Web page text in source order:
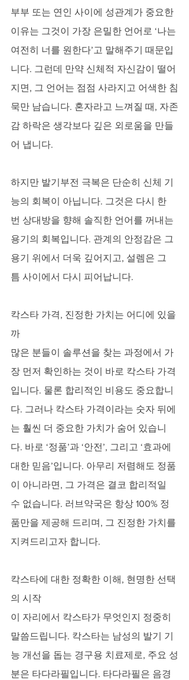
부부 또는 연인 사이에 성관계가 중요한
이유는 그것이 가장 은밀한 언어로 ‘나는
여전히 너를 원한다’고 말해주기 때문입
니다. 그런데 만약 신체적 자신감이 떨어
지면, 그 언어는 점점 사라지고 어색한 침
묵만 남습니다. 혼자라고 느껴질 때, 자존
감 하락은 생각보다 깊은 외로움을 만들
어 냅니다.
하지만 발기부전 극복은 단순히 신체 기
능의 회복이 아닙니다. 그것은 다시 한
번 상대방을 향해 솔직한 언어를 꺼내는
용기의 회복입니다. 관계의 안정감은 그
용기 위에서 더욱 깊어지고, 설렘은 그
틈 사이에서 다시 피어납니다.
칵스타 가격, 진정한 가치는 어디에 있을
까
많은 분들이 솔루션을 찾는 과정에서 가
장 먼저 확인하는 것이 바로 칵스타 가격
입니다. 물론 합리적인 비용도 중요합니
다. 그러나 칵스타 가격이라는 숫자 뒤에
는 훨씬 더 중요한 가치가 숨어 있습니
다. 바로 ‘정품’과 ‘안전’, 그리고 ‘효과에
대한 믿음’입니다. 아무리 저렴해도 정품
이 아니라면, 그 가격은 결코 합리적일
수 없습니다. 러브약국은 항상 100% 정
품만을 제공해 드리며, 그 진정한 가치를
지켜드리고자 합니다.
칵스타에 대한 정확한 이해, 현명한 선택
의 시작
이 자리에서 칵스타가 무엇인지 정중히
말씀드립니다. 칵스타는 남성의 발기 기
능 개선을 돕는 경구용 치료제로, 주요 성
분은 타다라필입니다. 타다라필은 음경